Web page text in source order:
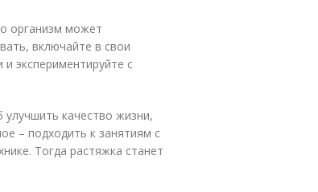
организм может
включайте в свои
экспериментируйте с
улучшить качество жизни,
– подходить к занятиям с
Тогда растяжка станет